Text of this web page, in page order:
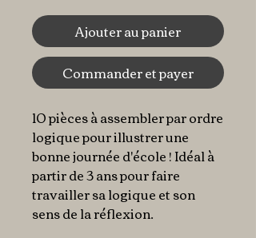
Ajouter au panier
Commander et payer
10 pièces à assembler par ordre
logique pour illustrer une
bonne journée d'école ! Idéal à
partir de 3 ans pour faire
travailler sa logique et son
sens de la réflexion.